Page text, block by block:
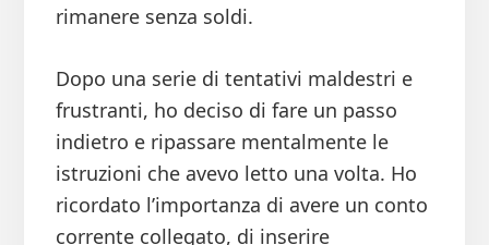
rimanere senza soldi.
Dopo una serie di tentativi maldestri e
frustranti, ho deciso di fare un passo
indietro e ripassare mentalmente le
istruzioni che avevo letto una volta. Ho
ricordato l’importanza di avere un conto
corrente collegato, di inserire